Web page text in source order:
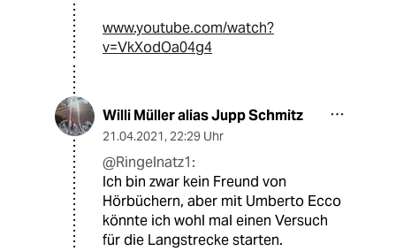
www.youtube.com/watch?
v=VkXodOa04g4
Willi Müller alias Jupp Schmitz
21.04.2021, 22:29 Uhr
@Ringelnatz1:
Ich bin zwar kein Freund von
Hörbüchern, aber mit Umberto Ecco
könnte ich wohl mal einen Versuch
für die Langstrecke starten.